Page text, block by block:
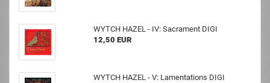
WYTCH HAZEL - IV: Sacrament DIGI
12,50 EUR
WYTCH HAZEL - V: Lamentations DIGI